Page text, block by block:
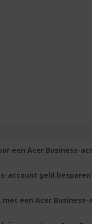
een Acer Business-
contactgegevens op te
account geld
een Acer Business-